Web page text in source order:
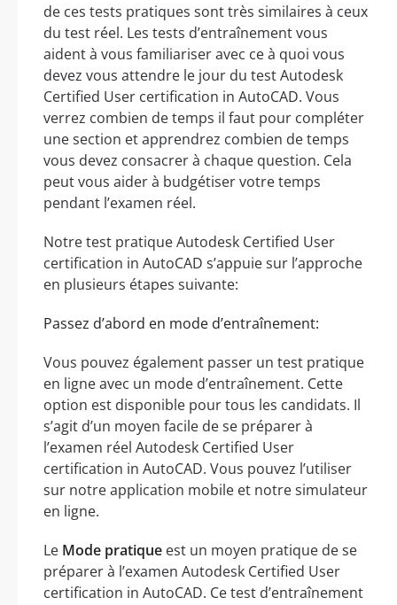
de ces tests pratiques sont très similaires à ceux
du test réel. Les tests d’entraînement vous
aident à vous familiariser avec ce à quoi vous
devez vous attendre le jour du test Autodesk
Certified User certification in AutoCAD. Vous
verrez combien de temps il faut pour compléter
une section et apprendrez combien de temps
vous devez consacrer à chaque question. Cela
peut vous aider à budgétiser votre temps
pendant l’examen réel.
Notre test pratique Autodesk Certified User
certification in AutoCAD s’appuie sur l’approche
en plusieurs étapes suivante:
Passez d’abord en mode d’entraînement:
Vous pouvez également passer un test pratique
en ligne avec un mode d’entraînement. Cette
option est disponible pour tous les candidats. Il
s’agit d’un moyen facile de se préparer à
l’examen réel Autodesk Certified User
certification in AutoCAD. Vous pouvez l’utiliser
sur notre application mobile et notre simulateur
en ligne.
Le Mode pratique est un moyen pratique de se
préparer à l’examen Autodesk Certified User
certification in AutoCAD. Ce test d’entraînement